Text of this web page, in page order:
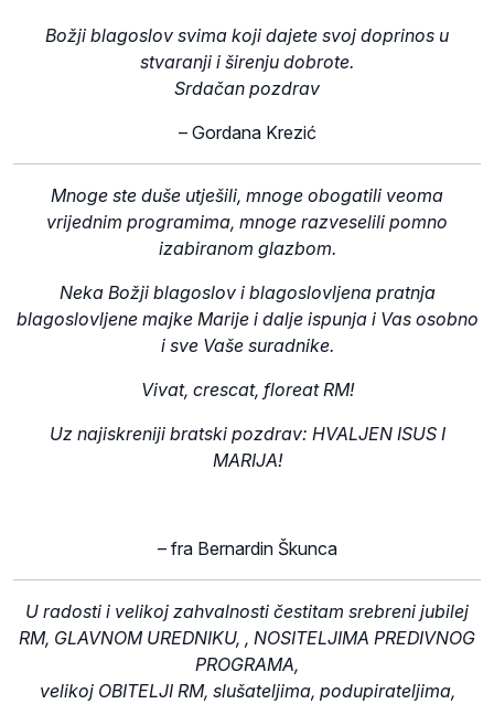
Božji blagoslov svima koji dajete svoj doprinos u
stvaranji i širenju dobrote.
Srdačan pozdrav
– Gordana Krezić
Mnoge ste duše utješili, mnoge obogatili veoma
vrijednim programima, mnoge razveselili pomno
izabiranom glazbom.
Neka Božji blagoslov i blagoslovljena pratnja
blagoslovljene majke Marije i dalje ispunja i Vas osobno
i sve Vaše suradnike.
Vivat, crescat, floreat RM!
Uz najiskreniji bratski pozdrav: HVALJEN ISUS I
MARIJA!
– fra Bernardin Škunca
U radosti i velikoj zahvalnosti čestitam srebreni jubilej
RM, GLAVNOM UREDNIKU, , NOSITELJIMA PREDIVNOG
PROGRAMA,
velikoj OBITELJI RM, slušateljima, podupirateljima,